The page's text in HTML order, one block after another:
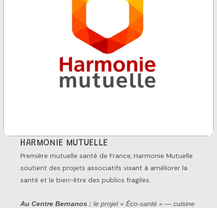
HARMONIE MUTUELLE
Première mutuelle santé de France, Harmonie Mutuelle
soutient des projets associatifs visant à améliorer la
santé et le bien-être des publics fragiles.
Au Centre Bernanos : le projet « Éco-santé » — cuisine